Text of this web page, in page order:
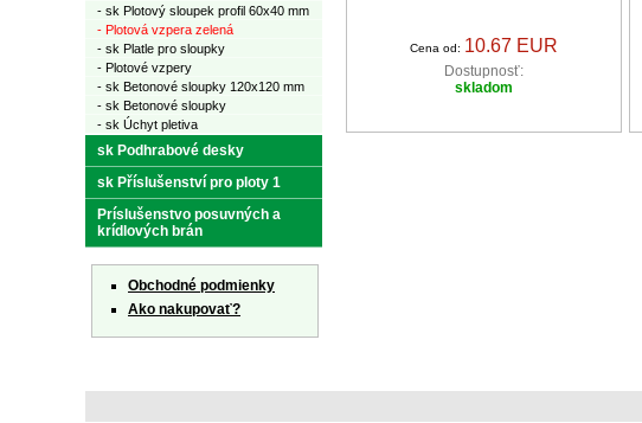
Cena od: 10.67 EUR
Dostupnosť:
skladom
- sk Plotový sloupek profil 60x40 mm
- Plotová vzpera zelená
- sk Platle pro sloupky
- Plotové vzpery
- sk Betonové sloupky 120x120 mm
- sk Betonové sloupky
- sk Úchyt pletiva
sk Podhrabové desky
sk Příslušenství pro ploty 1
Príslušenstvo posuvných a
krídlových brán
Obchodné podmienky
Ako nakupovať?